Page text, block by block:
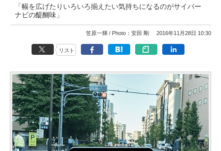
「幅を広げたりいろいろ揃えたい気持ちになるのがサイバー
ナビの醍醐味」
笠原一輝 Photo：安田 剛 2016年11月28日 10:30
リスト